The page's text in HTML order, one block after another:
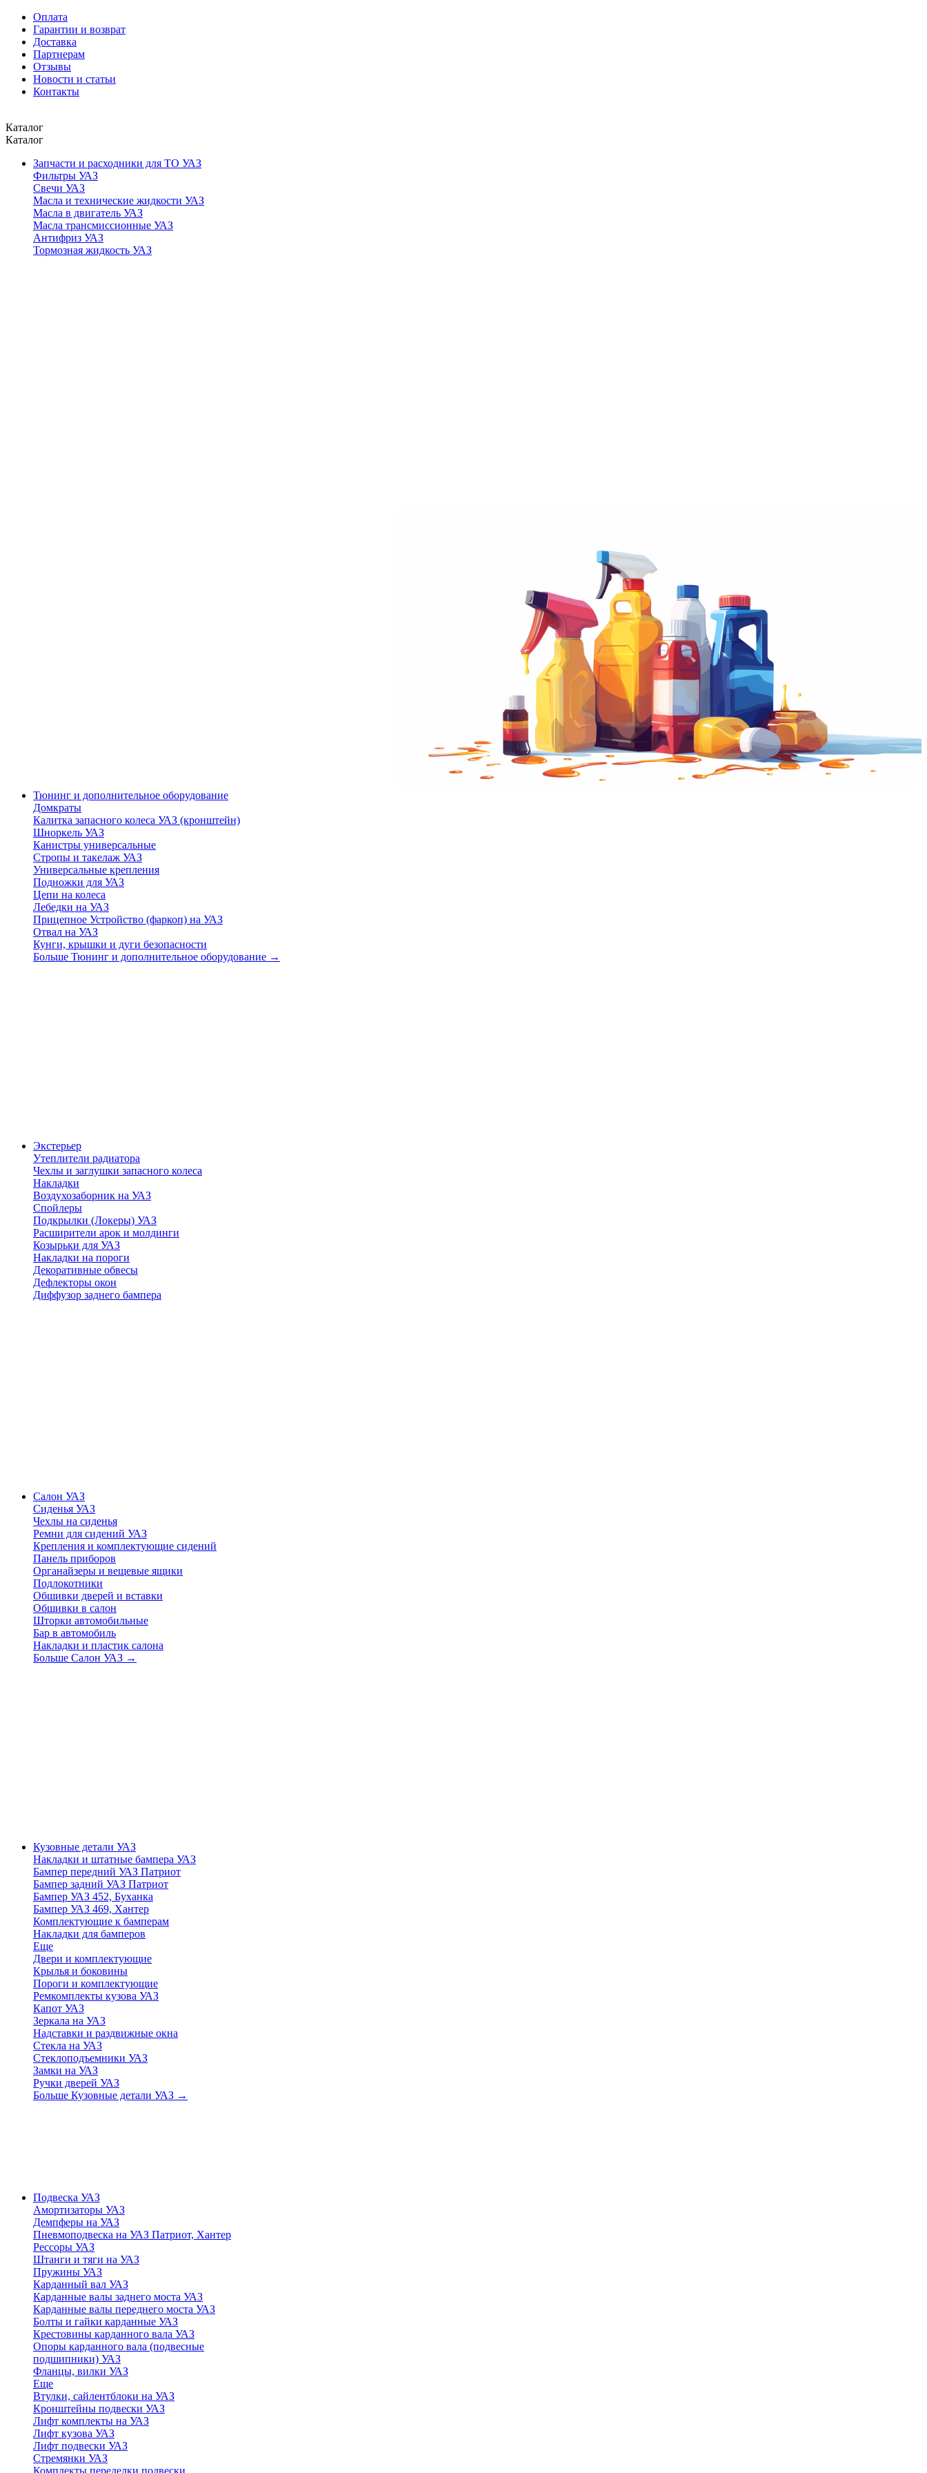
Оплата
Гарантии и возврат
Доставка
Партнерам
Отзывы
Новости и статьи
Контакты
Каталог
Каталог
Запчасти и расходники для ТО УАЗ
Фильтры УАЗ
Свечи УАЗ
Масла и технические жидкости УАЗ
Масла в двигатель УАЗ
Масла трансмиссионные УАЗ
Антифриз УАЗ
Тормозная жидкость УАЗ
Тюнинг и дополнительное оборудование
Домкраты
Калитка запасного колеса УАЗ (кронштейн)
Шноркель УАЗ
Канистры универсальные
Стропы и такелаж УАЗ
Универсальные крепления
Подножки для УАЗ
Цепи на колеса
Лебедки на УАЗ
Прицепное Устройство (фаркоп) на УАЗ
Отвал на УАЗ
Кунги, крышки и дуги безопасности
Больше Тюнинг и дополнительное оборудование →
Экстерьер
Утеплители радиатора
Чехлы и заглушки запасного колеса
Накладки
Воздухозаборник на УАЗ
Спойлеры
Подкрылки (Локеры) УАЗ
Расширители арок и молдинги
Козырьки для УАЗ
Накладки на пороги
Декоративные обвесы
Дефлекторы окон
Диффузор заднего бампера
Салон УАЗ
Сиденья УАЗ
Чехлы на сиденья
Ремни для сидений УАЗ
Крепления и комплектующие сидений
Панель приборов
Органайзеры и вещевые ящики
Подлокотники
Обшивки дверей и вставки
Обшивки в салон
Шторки автомобильные
Бар в автомобиль
Накладки и пластик салона
Больше Салон УАЗ →
Кузовные детали УАЗ
Накладки и штатные бампера УАЗ
Бампер передний УАЗ Патриот
Бампер задний УАЗ Патриот
Бампер УАЗ 452, Буханка
Бампер УАЗ 469, Хантер
Комплектующие к бамперам
Накладки для бамперов
Еще
Двери и комплектующие
Крылья и боковины
Пороги и комплектующие
Ремкомплекты кузова УАЗ
Капот УАЗ
Зеркала на УАЗ
Надставки и раздвижные окна
Стекла на УАЗ
Стеклоподъемники УАЗ
Замки на УАЗ
Ручки дверей УАЗ
Больше Кузовные детали УАЗ →
Подвеска УАЗ
Амортизаторы УАЗ
Демпферы на УАЗ
Пневмоподвеска на УАЗ Патриот, Хантер
Рессоры УАЗ
Штанги и тяги на УАЗ
Пружины УАЗ
Карданный вал УАЗ
Карданные валы заднего моста УАЗ
Карданные валы переднего моста УАЗ
Болты и гайки карданные УАЗ
Крестовины карданного вала УАЗ
Опоры карданного вала (подвесные
подшипники) УАЗ
Фланцы, вилки УАЗ
Еще
Втулки, сайлентблоки на УАЗ
Кронштейны подвески УАЗ
Лифт комплекты на УАЗ
Лифт кузова УАЗ
Лифт подвески УАЗ
Стремянки УАЗ
Комплекты переделки подвески